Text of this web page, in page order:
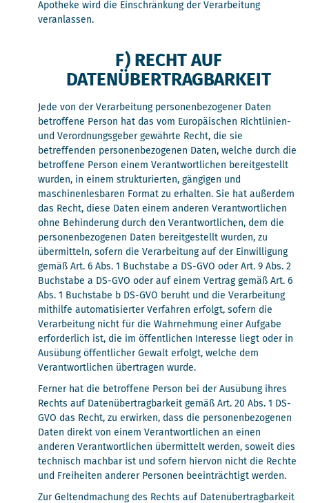
Apotheke wird die Einschränkung der Verarbeitung
veranlassen.
F) RECHT AUF
DATENÜBERTRAGBARKEIT
Jede von der Verarbeitung personenbezogener Daten
betroffene Person hat das vom Europäischen Richtlinien-
und Verordnungsgeber gewährte Recht, die sie
betreffenden personenbezogenen Daten, welche durch die
betroffene Person einem Verantwortlichen bereitgestellt
wurden, in einem strukturierten, gängigen und
maschinenlesbaren Format zu erhalten. Sie hat außerdem
das Recht, diese Daten einem anderen Verantwortlichen
ohne Behinderung durch den Verantwortlichen, dem die
personenbezogenen Daten bereitgestellt wurden, zu
übermitteln, sofern die Verarbeitung auf der Einwilligung
gemäß Art. 6 Abs. 1 Buchstabe a DS-GVO oder Art. 9 Abs. 2
Buchstabe a DS-GVO oder auf einem Vertrag gemäß Art. 6
Abs. 1 Buchstabe b DS-GVO beruht und die Verarbeitung
mithilfe automatisierter Verfahren erfolgt, sofern die
Verarbeitung nicht für die Wahrnehmung einer Aufgabe
erforderlich ist, die im öffentlichen Interesse liegt oder in
Ausübung öffentlicher Gewalt erfolgt, welche dem
Verantwortlichen übertragen wurde.
Ferner hat die betroffene Person bei der Ausübung ihres
Rechts auf Datenübertragbarkeit gemäß Art. 20 Abs. 1 DS-
GVO das Recht, zu erwirken, dass die personenbezogenen
Daten direkt von einem Verantwortlichen an einen
anderen Verantwortlichen übermittelt werden, soweit dies
technisch machbar ist und sofern hiervon nicht die Rechte
und Freiheiten anderer Personen beeinträchtigt werden.
Zur Geltendmachung des Rechts auf Datenübertragbarkeit